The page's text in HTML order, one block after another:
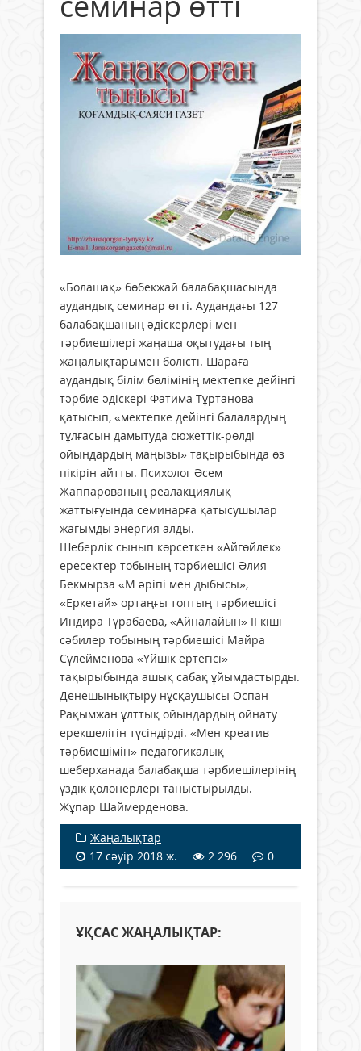
«Болашақ» бөбекжай балабақшасында
аудандық семинар өтті. Аудандағы 127
балабақшаның әдіскерлері мен
тәрбиешілері жаңаша оқытудағы тың
жаңалықтарымен бөлісті. Шараға
аудандық білім бөлімінің мектепке дейінгі
тәрбие әдіскері Фатима Тұртанова
қатысып, «мектепке дейінгі балалардың
тұлғасын дамытуда сюжеттік-рөлді
ойындардың маңызы» тақырыбында өз
пікірін айтты. Психолог Әсем
Жаппарованың реалакциялық
жаттығуында семинарға қатысушылар
жағымды энергия алды.
Шеберлік сынып көрсеткен «Айгөйлек»
ересектер тобының тәрбиешісі Әлия
Бекмырза «М әріпі мен дыбысы»,
«Еркетай» ортаңғы топтың тәрбиешісі
Индира Тұрабаева, «Айналайын» ІІ кіші
сәбилер тобының тәрбиешісі Майра
Сүлейменова «Үйшік ертегісі»
тақырыбында ашық сабақ ұйымдастырды.
Денешынықтыру нұсқаушысы Оспан
Рақымжан ұлттық ойындардың ойнату
ерекшелігін түсіндірді. «Мен креатив
тәрбиешімін» педагогикалық
шеберханада балабақша тәрбиешілерінің
үздік қолөнерлері таныстырылды.
Жұпар Шаймерденова.
Жаңалықтар
17 сәуір 2018 ж.
2 296 0
ҰҚСАС ЖАҢАЛЫҚТАР: